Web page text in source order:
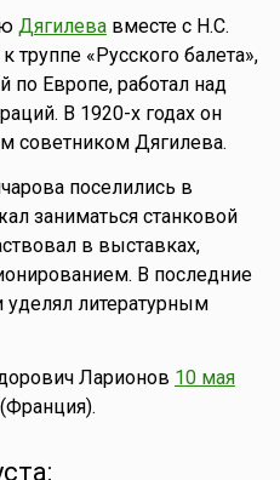
Дягилевавместе с Н.С.
труппе «Русского балета»,
по Европе, работал над
В 1920-х годах он
советником Дягилева.
поселились в
заниматься станковой
в выставках,
В последние
литературным
Ларионов 10 мая